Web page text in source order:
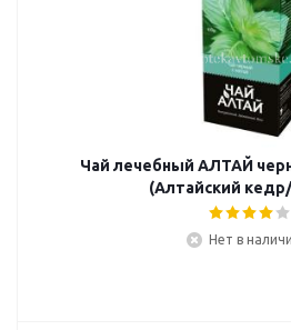
Чай лечебный АЛТАЙ
(Алтайский
Нет в